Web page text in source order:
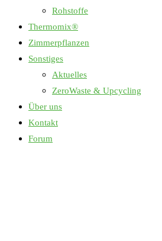
Rohstoffe
Thermomix®
Zimmerpflanzen
Sonstiges
Aktuelles
ZeroWaste & Upcycling
Über uns
Kontakt
Forum